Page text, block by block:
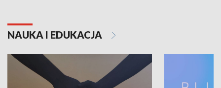
NAUKA I EDUKACJA